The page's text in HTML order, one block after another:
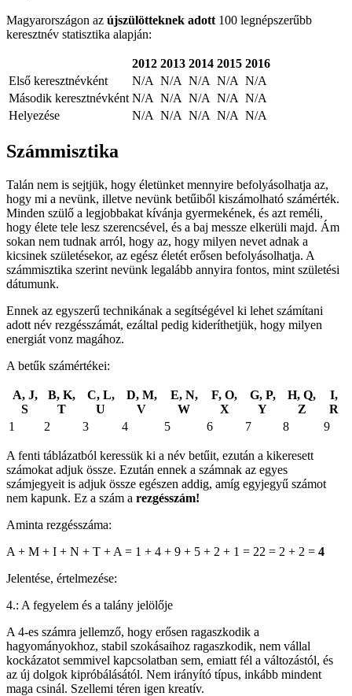
Magyarországon az újszülötteknek adott 100 legnépszerűbb
keresztnév statisztika alapján:
2012 2013 2014 2015 2016
Első keresztnévként
N/A N/A N/A N/A N/A
Második keresztnévként N/A N/A N/A N/A N/A
Helyezése
N/A N/A N/A N/A N/A
Számmisztika
Talán nem is sejtjük, hogy életünket mennyire befolyásolhatja az,
hogy mi a nevünk, illetve nevünk betűiből kiszámolható számérték.
Minden szülő a legjobbakat kívánja gyermekének, és azt reméli,
hogy élete tele lesz szerencsével, és a baj messze elkerüli majd. Ám
sokan nem tudnak arról, hogy az, hogy milyen nevet adnak a
kicsinek születésekor, az egész életét erősen befolyásolhatja. A
számmisztika szerint nevünk legalább annyira fontos, mint születési
dátumunk.
Ennek az egyszerű technikának a segítségével ki lehet számítani
adott név rezgésszámát, ezáltal pedig kideríthetjük, hogy milyen
energiát vonz magához.
A betűk számértékei:
A, J,
S
B, K,
T
C, L,
U
D, M,
V
E, N,
W
F, O,
X
G, P,
Y
H, Q,
Z
I,
R
1
2 3 4 5 6 7 8 9
A fenti táblázatból keressük ki a név betűit, ezután a kikeresett
számokat adjuk össze. Ezután ennek a számnak az egyes
számjegyeit is adjuk össze egészen addig, amíg egyjegyű számot
nem kapunk. Ez a szám a rezgésszám!
Aminta rezgésszáma:
A + M + I + N + T + A = 1 + 4 + 9 + 5 + 2 + 1 = 22 = 2 + 2 = 4
Jelentése, értelmezése:
4.: A fegyelem és a talány jelölője
A 4-es számra jellemző, hogy erősen ragaszkodik a
hagyományokhoz, stabil szokásaihoz ragaszkodik, nem vállal
kockázatot semmivel kapcsolatban sem, emiatt fél a változástól, és
az új dolgok kipróbálásától. Nem irányító típus, inkább mindent
maga csinál. Szellemi téren igen kreatív.